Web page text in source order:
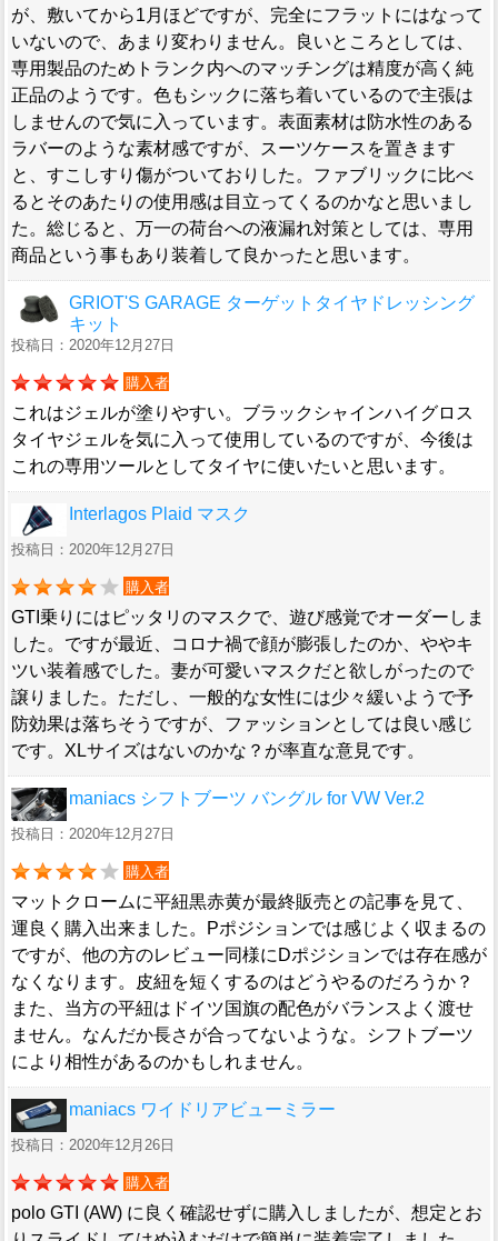
が、敷いてから1月ほどですが、完全にフラットにはなって
いないので、あまり変わりません。良いところとしては、
専用製品のためトランク内へのマッチングは精度が高く純
正品のようです。色もシックに落ち着いているので主張は
しませんので気に入っています。表面素材は防水性のある
ラバーのような素材感ですが、スーツケースを置きます
と、すこしすり傷がついておりした。ファブリックに比べ
るとそのあたりの使用感は目立ってくるのかなと思いまし
た。総じると、万一の荷台への液漏れ対策としては、専用
商品という事もあり装着して良かったと思います。
GRIOT'S GARAGE ターゲットタイヤドレッシング
キット
投稿日：2020年12月27日
購入者
これはジェルが塗りやすい。ブラックシャインハイグロス
タイヤジェルを気に入って使用しているのですが、今後は
これの専用ツールとしてタイヤに使いたいと思います。
Interlagos Plaid マスク
投稿日：2020年12月27日
購入者
GTI乗りにはピッタリのマスクで、遊び感覚でオーダーしま
した。ですが最近、コロナ禍で顔が膨張したのか、ややキ
ツい装着感でした。妻が可愛いマスクだと欲しがったので
譲りました。ただし、一般的な女性には少々緩いようで予
防効果は落ちそうですが、ファッションとしては良い感じ
です。XLサイズはないのかな？が率直な意見です。
maniacs シフトブーツ バングル for VW Ver.2
投稿日：2020年12月27日
購入者
マットクロームに平紐黒赤黄が最終販売との記事を見て、
運良く購入出来ました。Pポジションでは感じよく収まるの
ですが、他の方のレビュー同様にDポジションでは存在感が
なくなります。皮紐を短くするのはどうやるのだろうか？
また、当方の平紐はドイツ国旗の配色がバランスよく渡せ
ません。なんだか長さが合ってないような。シフトブーツ
により相性があるのかもしれません。
maniacs ワイドリアビューミラー
投稿日：2020年12月26日
購入者
polo GTI (AW) に良く確認せずに購入しましたが、想定とお